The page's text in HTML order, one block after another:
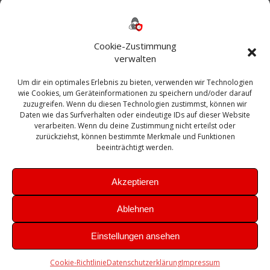
Cookie-Zustimmung
verwalten
Um dir ein optimales Erlebnis zu bieten, verwenden wir Technologien
wie Cookies, um Geräteinformationen zu speichern und/oder darauf
zuzugreifen. Wenn du diesen Technologien zustimmst, können wir
Daten wie das Surfverhalten oder eindeutige IDs auf dieser Website
verarbeiten. Wenn du deine Zustimmung nicht erteilst oder
zurückziehst, können bestimmte Merkmale und Funktionen
beeinträchtigt werden.
Akzeptieren
Ablehnen
Einstellungen ansehen
Cookie-RichtlinieDatenschutzerklärungImpressum
Bautagebuch
Exchange firewall Fritzbox
Microsoft
Sanierung SBS Security Server Sicherheit
Sicherung SIEM Sophos SSL Ubuntu
Update Upgrade UTM VCenter VCSA Veeam
VMWare VPN WAZUH Windows
Zertifikat
Theme